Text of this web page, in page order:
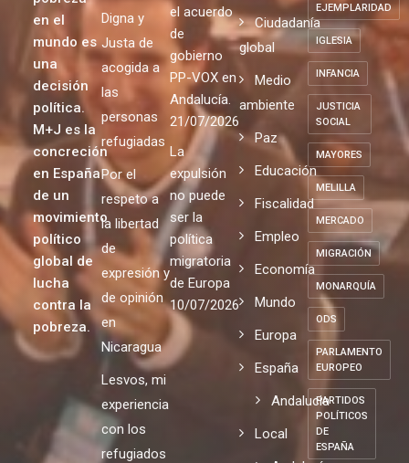
en el
mundo es
una
decisión
política.
M+J es la
concreción
en España
de un
movimiento
político
global de
lucha
contra la
pobreza.
Digna y
Justa de
acogida a
las
personas
refugiadas
Por el
respeto a
la libertad
de
expresión y
de opinión
en
Nicaragua
Lesvos, mi
experiencia
con los
refugiados
el acuerdo
de
gobierno
PP-VOX en
Andalucía.
21/07/2026
La
expulsión
no puede
ser la
política
migratoria
de Europa
10/07/2026
Ciudadanía
global
Medio
ambiente
Paz
Educación
Fiscalidad
Empleo
Economía
Mundo
Europa
España
Andalucia
Local
EJEMPLARIDAD
IGLESIA
INFANCIA
JUSTICIA
SOCIAL
MAYORES
MELILLA
MERCADO
MIGRACIÓN
MONARQUÍA
ODS
PARLAMENTO
EUROPEO
PARTIDOS
POLÍTICOS
DE
ESPAÑA